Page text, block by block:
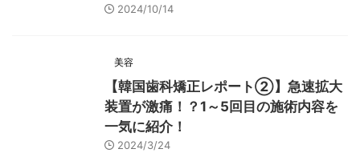
2024/10/14
美容
【韓国歯科矯正レポート➁】急速拡大
装置が激痛！？1～5回目の施術内容を
一気に紹介！
2024/3/24